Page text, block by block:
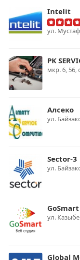
Intelit
ул.
PK
мкр. 6, 56,
Алсеко
ул.
Sector-3
ул.
GoSmart
ул.
Global